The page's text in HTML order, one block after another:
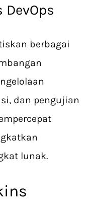
berbagai
dan pengujian
lunak.